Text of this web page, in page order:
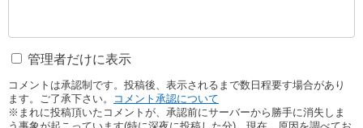
管理者だけに表示
コメントは承認制です。投稿後、表示されるまで数日程要す場合があり
ます。ご了承下さい。
コメント承認について
※まれに投稿頂いたコメントが、承認前にサーバーから勝手に消失しま